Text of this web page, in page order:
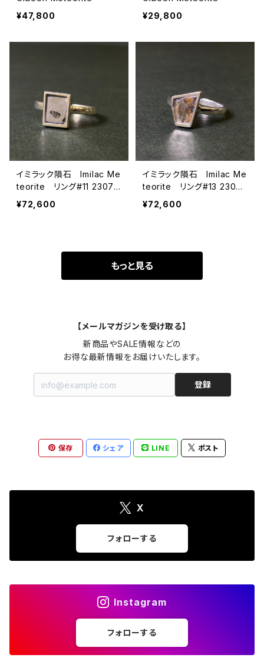
¥47,800
¥29,800
イミラック隕石 Imilac Me
teorite リング#11 23072
122
¥72,600
イミラック隕石 Imilac Me
teorite リング#13 23072
123
¥72,600
もっと見る
【メールマガジンを受け取る】
新商品やSALE情報などの
お得な最新情報をお届けいたします。
登録
保存 シェア LINE ポスト
X
フォローする
Instagram
フォローする